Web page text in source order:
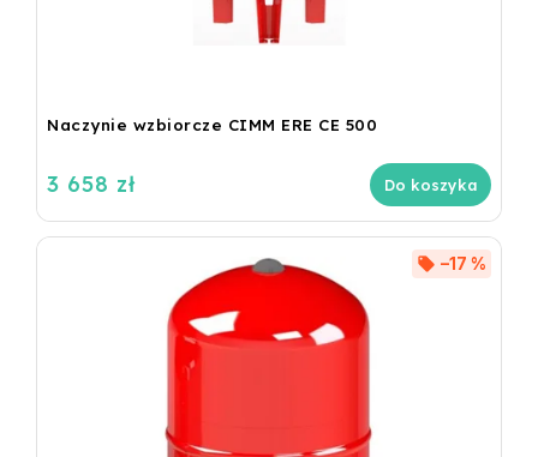
Naczynie wzbiorcze CIMM ERE CE 500
3 658 zł Do koszyka
–17 %